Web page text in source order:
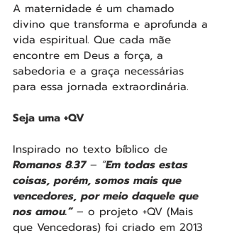
A maternidade é um chamado
divino que transforma e aprofunda a
vida espiritual. Que cada mãe
encontre em Deus a força, a
sabedoria e a graça necessárias
para essa jornada extraordinária.
Seja uma +QV
Inspirado no texto bíblico de
Romanos 8.37 – “Em todas estas
coisas, porém, somos mais que
vencedores, por meio daquele que
nos amou.” – o projeto +QV (Mais
que Vencedoras) foi criado em 2013